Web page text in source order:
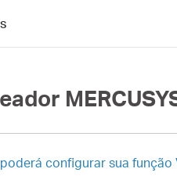
configurar sua função